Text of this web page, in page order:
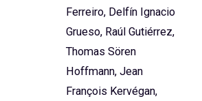
Ferreiro, Delfín Ignacio
Grueso, Raúl Gutiérrez,
Thomas Sören
Hoffmann, Jean
François Kervégan,